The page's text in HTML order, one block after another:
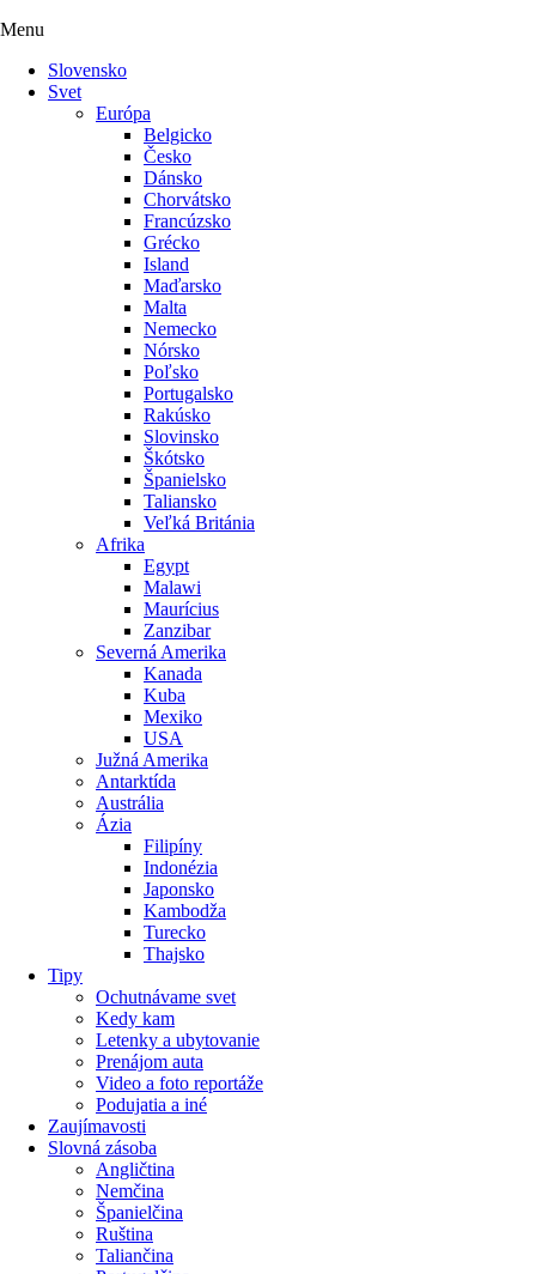
Menu
Slovensko
Svet
Európa
Belgicko
Česko
Dánsko
Chorvátsko
Francúzsko
Grécko
Island
Maďarsko
Malta
Nemecko
Nórsko
Poľsko
Portugalsko
Rakúsko
Slovinsko
Škótsko
Španielsko
Taliansko
Veľká Británia
Afrika
Egypt
Malawi
Maurícius
Zanzibar
Severná Amerika
Kanada
Kuba
Mexiko
USA
Južná Amerika
Antarktída
Austrália
Ázia
Filipíny
Indonézia
Japonsko
Kambodža
Turecko
Thajsko
Tipy
Ochutnávame svet
Kedy kam
Letenky a ubytovanie
Prenájom auta
Video a foto reportáže
Podujatia a iné
Zaujímavosti
Slovná zásoba
Angličtina
Nemčina
Španielčina
Ruština
Taliančina